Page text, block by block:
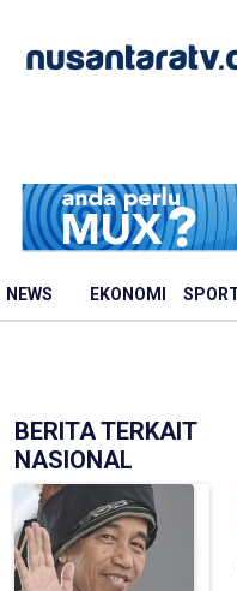
NEWS EKONOMI
BERITA TERKAIT
NASIONAL